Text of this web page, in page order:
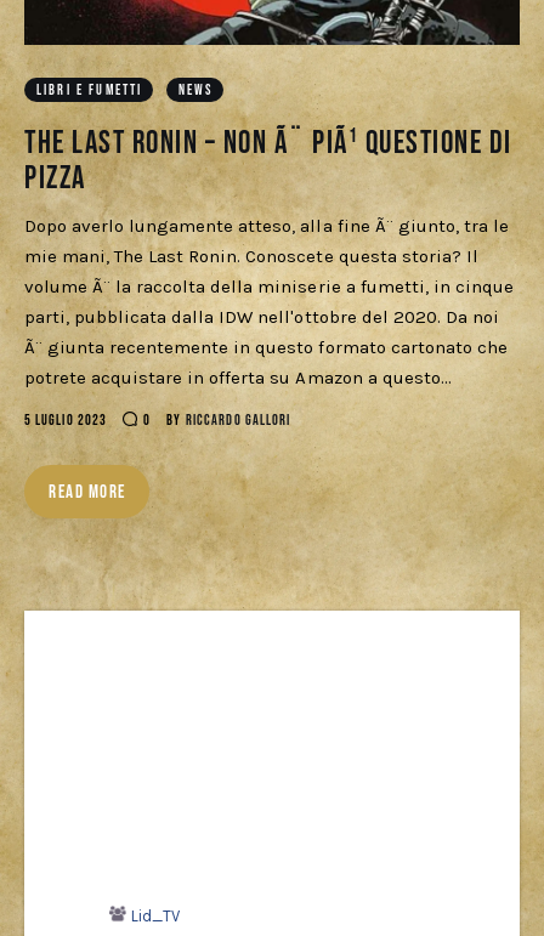
LIBRI E FUMETTI NEWS
The Last Ronin – Non Ã¨ piÃ¹ questione di
Pizza
Dopo averlo lungamente atteso, alla fine Ã¨ giunto, tra le
mie mani, The Last Ronin. Conoscete questa storia? Il
volume Ã¨ la raccolta della miniserie a fumetti, in cinque
parti, pubblicata dalla IDW nell'ottobre del 2020. Da noi
Ã¨ giunta recentemente in questo formato cartonato che
potrete acquistare in offerta su Amazon a questo…
5 LUGLIO 2023 0 BY RICCARDO GALLORI
READ MORE
Lid_TV